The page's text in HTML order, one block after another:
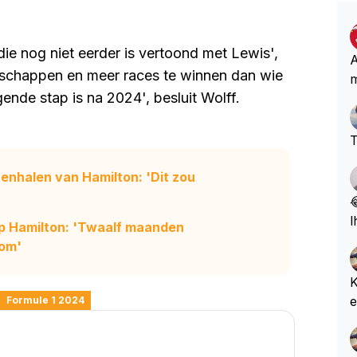
nog niet eerder is vertoond met Lewis',
en meer races te winnen dan wie
stap is na 2024', besluit Wolff.
van Hamilton: 'Dit zou
Hamilton: 'Twaalf maanden
Formule 1 2024